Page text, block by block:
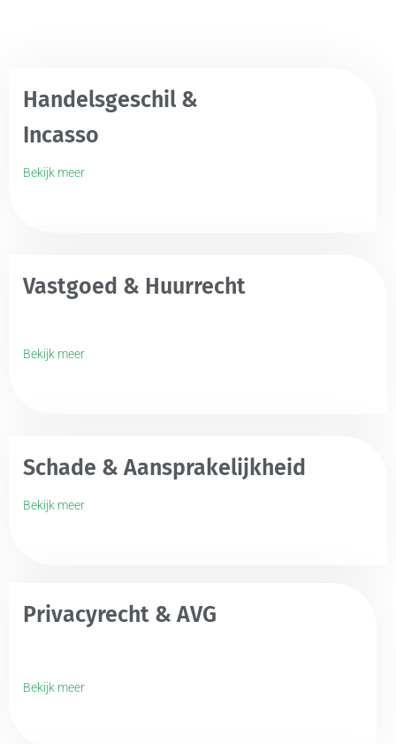
Handelsgeschil &
Incasso
Bekijk meer
Vastgoed & Huurrecht
Bekijk meer
Schade & Aansprakelijkheid
Bekijk meer
Privacyrecht & AVG
Bekijk meer